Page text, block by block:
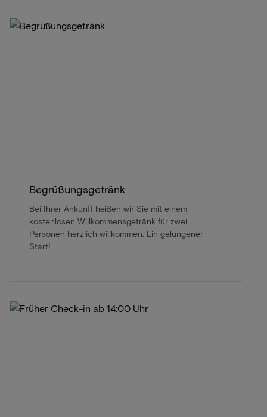
Begrüßungsgetränk
Bei Ihrer Ankunft heißen wir Sie mit einem
kostenlosen Willkommensgetränk für zwei
Personen herzlich willkommen. Ein gelungener
Start!